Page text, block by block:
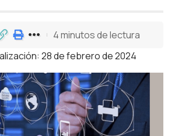
28 de febrero de 2024
4 minutos de lectura